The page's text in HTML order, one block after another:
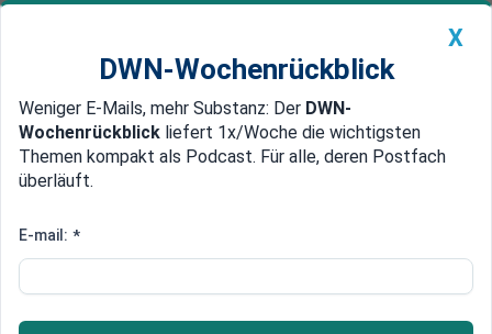
Newsticker MEIN DWN: Geldanlage Premium
Edelmetalle DWN-Magazin China
Studie: Mehr Menschen mit
arbeiten
X
DWN-Wochenrückblick
Weniger E-Mails, mehr Substanz: Der DWN-
Wochenrückblick liefert 1x/Woche die wichtigsten
Themen kompakt als Podcast. Für alle, deren Postfach
überläuft.
E-mail: *